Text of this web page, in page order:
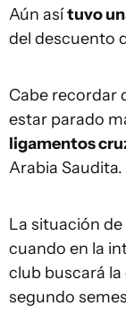
Aún asítuvo
del descuento
Cabe recordar
estar parado
ligamentos
Arabia Saudita.
La situación
cuando en la
club buscará
segundo